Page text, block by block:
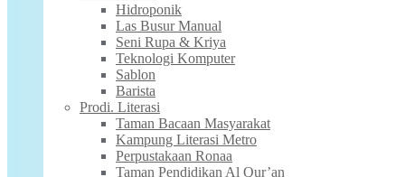
Hidroponik
Las Busur Manual
Seni Rupa & Kriya
Teknologi Komputer
Sablon
Barista
Prodi. Literasi
Taman Bacaan Masyarakat
Kampung Literasi Metro
Perpustakaan Ronaa
Taman Pendidikan Al Qur’an